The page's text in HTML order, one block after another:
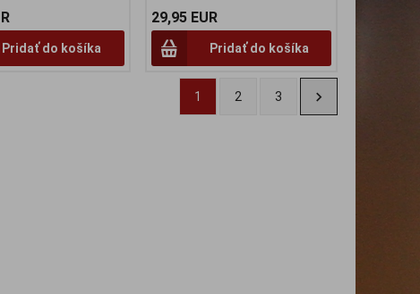
Pridať do košíka
29,95 EUR
Pridať do košíka
1 2 3